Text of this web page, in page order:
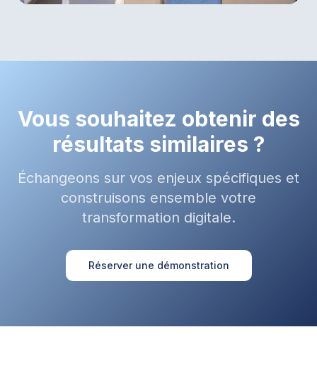
Vous souhaitez obtenir des
résultats similaires ?
Échangeons sur vos enjeux spécifiques et
construisons ensemble votre
transformation digitale.
Réserver une démonstration